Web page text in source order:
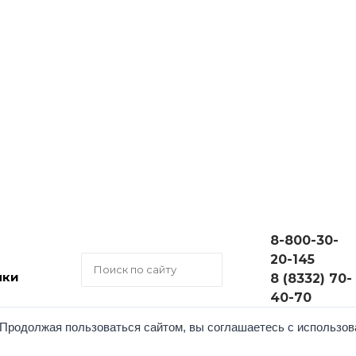
пользоваться сайтом, вы соглашаетесь с
8-800-30-
20-145
8 (8332) 70-
40-70
данныхи пользовательского соглашения